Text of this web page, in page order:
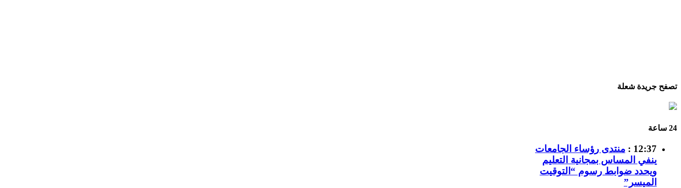
تصفح جريدة شعلة
24 ساعة
12:37 :
منتدى رؤساء الجامعات
ينفي المساس بمجانية التعليم
ويحدد ضوابط رسوم “التوقيت
الميسر”